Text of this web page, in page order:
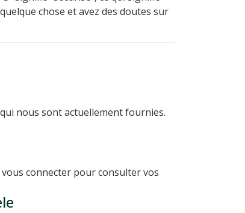
chose et avez des doutes sur
nous sont actuellement fournies.
connecter pour consulter vos